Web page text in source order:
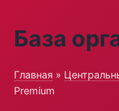
База
Главная »
Premium